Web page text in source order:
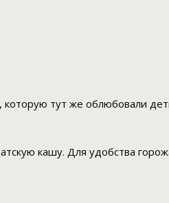
тут же облюбовали
кашу. Для удобства